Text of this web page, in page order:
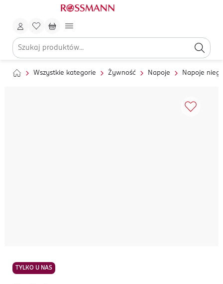
Wszystkie kategorie Żywność Napoje Napoje
TYLKO U NAS